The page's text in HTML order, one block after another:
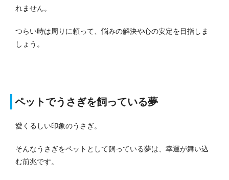
れません。
つらい時は周りに頼って、悩みの解決や心の安定を目指しま
しょう。
ペットでうさぎを飼っている夢
愛くるしい印象のうさぎ。
そんなうさぎをペットとして飼っている夢は、幸運が舞い込
む前兆です。